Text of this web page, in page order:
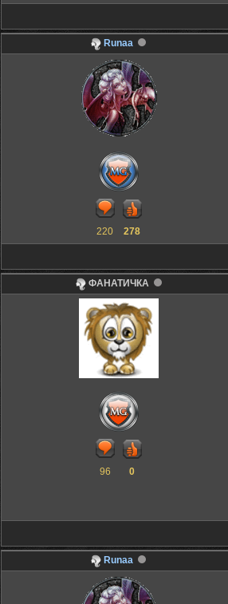
Runaa
220 278
ФАНАТИЧКА
96 0
Runaa